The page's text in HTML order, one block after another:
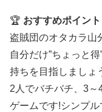
🏆 おすすめポイント
盗賊団のオタカラ山
自分だけ”ちょっと
持ちを目指しましょ
2人でバチバチ、3～
ゲームです!シンプル